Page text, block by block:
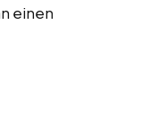
einen